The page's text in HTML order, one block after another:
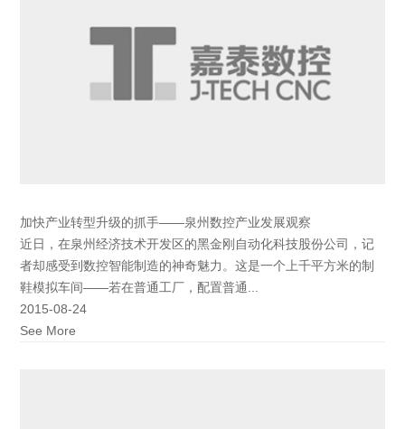
加快产业转型升级的抓手——泉州数控产业发展观察
近日，在泉州经济技术开发区的黑金刚自动化科技股份公司，记
者却感受到数控智能制造的神奇魅力。这是一个上千平方米的制
鞋模拟车间——若在普通工厂，配置普通...
2015-08-24
See More